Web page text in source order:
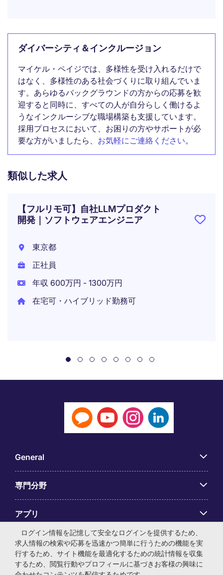
ダイバーシティ＆インクルージョン
マイケル・ペイジでは、多様性を受け入れるだけで
はなく、多様性のある社会づくりに取り組んでいま
す。あらゆるバックグラウンドの方からの応募を歓
迎すると同時に、すべての人が自分らしく働けるよ
うなインクルーシブな職場構築も支援しています。
採用プロセスにおいて、お困りの方やサポートが必
要な方がいましたら、 お気軽にご連絡ください。
類似した求人
【フルリモ可】自社LLMプロダクト
開発｜ソフトウェアエンジニア
東京都
正社員
年収 600万円 - 1300万円
在宅可・ハイブリッド勤務可
General
専門分野
アプリ
Employer Centre
ログイン情報を記憶して安全なログインを提供するため、
求人情報の検索や応募を迅速かつ簡単に行うための機能を実
行するため、サイト機能を最適化するための統計情報を収集
するため、閲覧行動やプロフィールに基づきお客様の興味に